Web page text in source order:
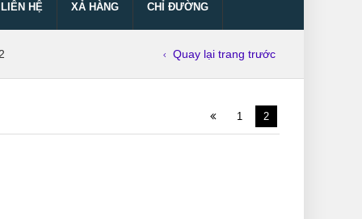
LIÊN HỆ XẢ HÀNG CHỈ ĐƯỜNG
Quay lại trang trước
1 2